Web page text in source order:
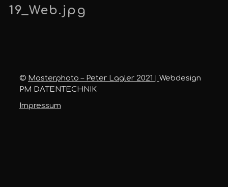
19_Web.jpg
© Masterphoto – Peter Lagler 2021 | Webdesign
PM DATENTECHNIK
Impressum